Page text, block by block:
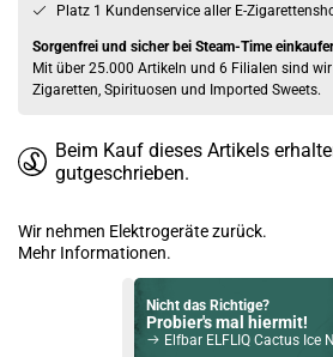
Platz 1 Kundenservice aller E-
Sorgenfrei und sicher bei Steam-Time
Mit über 25.000 Artikeln und 6 Filialen sind
Zigaretten, Spirituosen und Imported Sweets.
Beim Kauf dieses Artikels
gutgeschrieben.
Wir nehmen Elektrogeräte zurück.
Mehr Informationen.
Nicht das Richtige?
Probier's mal hiermit!
Elfbar ELFLIQ Cactus Ice NicSalt